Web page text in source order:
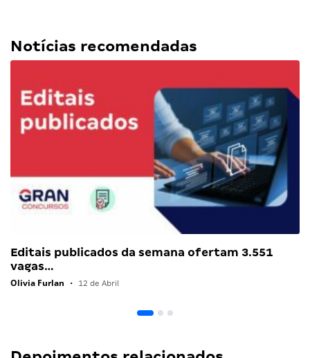
Notícias recomendadas
Editais publicados da semana ofertam 3.551
vagas…
Olivia Furlan • 12 de Abril